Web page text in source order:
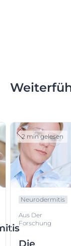
Neurodermitis
Aus Der
Forschung
Die
2 min gelesen